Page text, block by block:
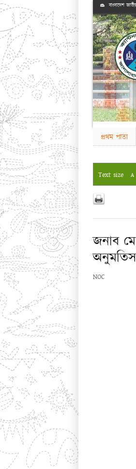
বাংলাদেশ
প্রথম পাতা
Text size A
জনাব
NOC